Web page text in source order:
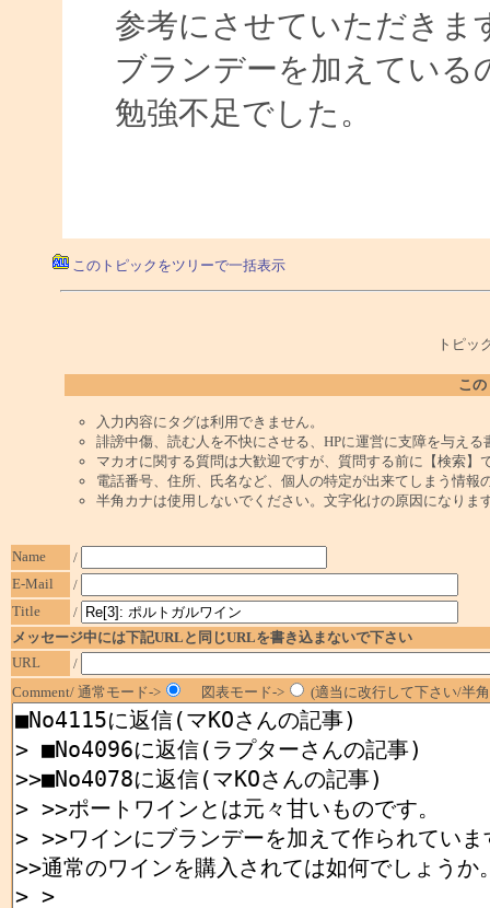
参考にさせていただきま
ブランデーを加えている
勉強不足でした。
このトピックをツリーで一括表示
トピッ
こ
入力内容にタグは利用できません。
誹謗中傷、読む人を不快にさせる、HPに運営に支障を与え
マカオに関する質問は大歓迎ですが、質問する前に【検索】
電話番号、住所、氏名など、個人の特定が出来てしまう情報
半角カナは使用しないでください。文字化けの原因になりま
Name
/
E-Mail
/
Title
/
メッセージ中には下記URLと同じURLを書き込まないで下さい
URL
/
Comment/ 通常モード->
図表モード-> (適当に改行して下さい/半